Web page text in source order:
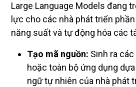
Large Language Models đang
lực cho các nhà phát triển
năng suất và tự động hóa các
Tạo mã nguồn: Sinh ra
hoặc toàn bộ ứng dụng
ngữ tự nhiên của nhà phát